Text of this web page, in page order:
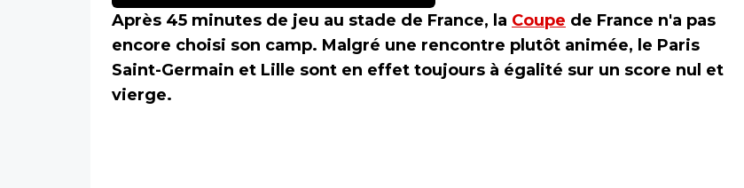
Après 45 minutes de jeu au stade de France, la Coupe de France n'a pas
encore choisi son camp. Malgré une rencontre plutôt animée, le Paris
Saint-Germain et Lille sont en effet toujours à égalité sur un score nul et
vierge.